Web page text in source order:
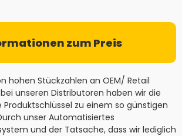
zum Preis
hohen Stückzahlen an OEM/ Retail
unseren Distributoren haben wir die
Produktschlüssel zu einem so günstigen
unser Automatisiertes
und der Tatsache, dass wir lediglich